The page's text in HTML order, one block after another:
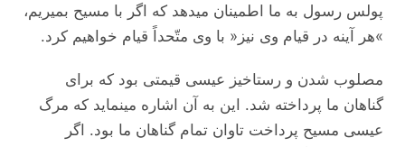
پولس رسول به ما اطمینان میدهد که اگر با مسیح بمیریم،
»هر آینه در قیام وی نیز« با وی متّحداً قیام خواهیم کرد.
مصلوب شدن و رستاخیز عیسی قیمتی بود که برای
گناهان ما پرداخته شد. این به آن اشاره مینماید که مرگ
عیسی مسیح پرداخت تاوان تمام گناهان ما بود. اگر